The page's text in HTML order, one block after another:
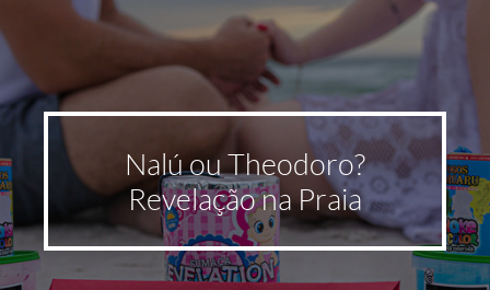
Nalú ou Theodoro?
Revelação na Praia